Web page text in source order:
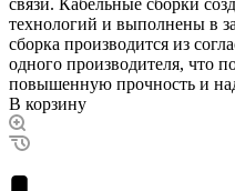
технологий и выполнены в
сборка производится из
одного производителя, что
повышенную прочность и
В корзину